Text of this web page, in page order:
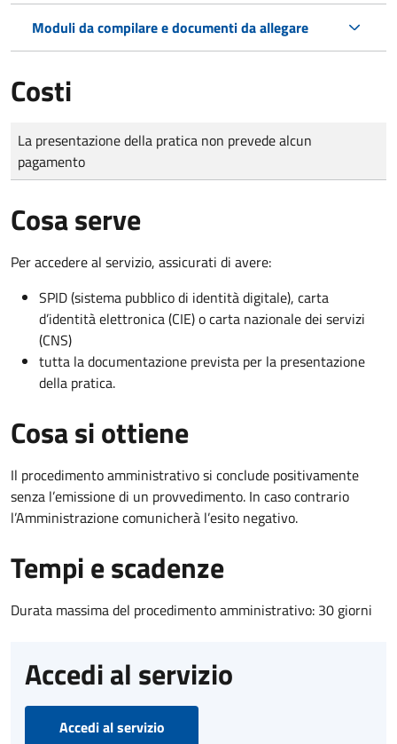
Moduli da compilare e documenti da allegare
Costi
Tipo di pagamento
Importo
La presentazione della pratica non prevede alcun
pagamento
Cosa serve
Per accedere al servizio, assicurati di avere:
SPID (sistema pubblico di identità digitale), carta
d’identità elettronica (CIE) o carta nazionale dei servizi
(CNS)
tutta la documentazione prevista per la presentazione
della pratica.
Cosa si ottiene
Il procedimento amministrativo si conclude positivamente
senza l’emissione di un provvedimento. In caso contrario
l’Amministrazione comunicherà l’esito negativo.
Tempi e scadenze
Durata massima del procedimento amministrativo: 30 giorni
Accedi al servizio
Accedi al servizio